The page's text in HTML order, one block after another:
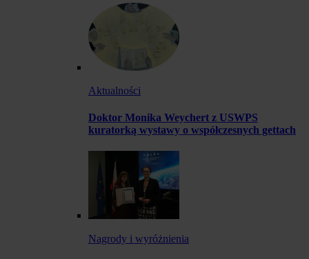
Aktualności
Doktor Monika Weychert z USWPS
kuratorką wystawy o współczesnych gettach
Nagrody i wyróżnienia